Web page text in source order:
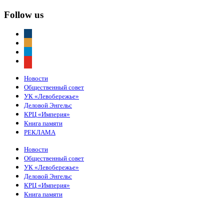
Follow us
Новости
Общественный совет
УК «Левобережье»
Деловой Энгельс
КРЦ «Империя»
Книга памяти
РЕКЛАМА
Новости
Общественный совет
УК «Левобережье»
Деловой Энгельс
КРЦ «Империя»
Книга памяти